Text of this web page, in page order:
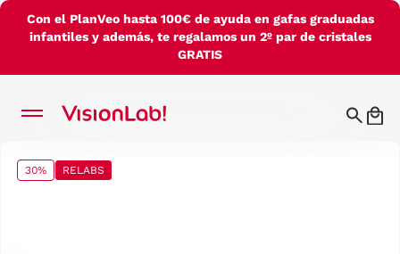
Con el PlanVeo hasta 100€ de ayuda en gafas graduadas
infantiles y además, te regalamos un 2º par de cristales
GRATIS
30% RELABS